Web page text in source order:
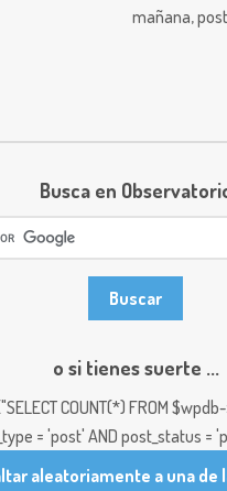
mañana,
Busca en
o si tienes suerte ...
COUNT(*) FROM
= 'post' AND post_status =
aleatoriamente a una de